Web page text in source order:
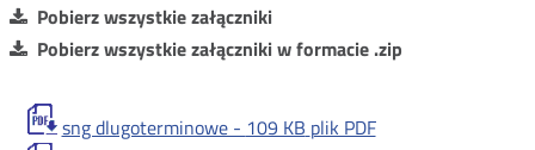
Pobierz wszystkie załączniki
Pobierz wszystkie załączniki w formacie .zip
sng dlugoterminowe - 109 KB plik PDF